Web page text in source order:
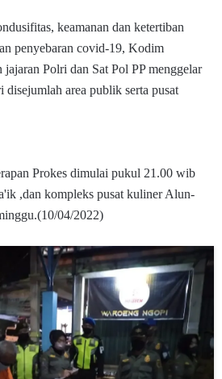
keamanan dan ketertiban
penyebaran covid-19, Kodim
jajaran Polri dan Sat Pol PP menggelar
disejumlah area publik serta pusat
Prokes dimulai pukul 21.00 wib
,dan kompleks pusat kuliner Alun-
04/2022)